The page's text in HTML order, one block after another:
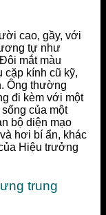
cao, gầy, với
tự như
mắt màu
cặp kính cũ kỹ,
Ông thường
đi kèm với một
của một
bộ diện mạo
hơi bí ẩn, khác
Hiệu trưởng
trung